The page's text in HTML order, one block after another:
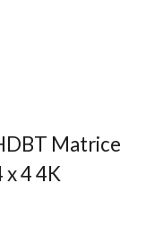
Matrice
4 4K